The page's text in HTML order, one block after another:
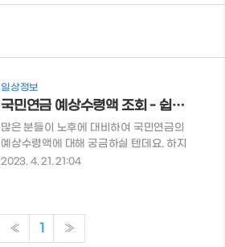
일상정보
국민연금 예상수령액 조회 - 쉽고 간단하게 알아보자
많은 분들이 노후에 대비하여 국민연금의
예상수령액에 대해 궁금하실 텐데요. 하지
만 어떤 방법으로 조회해야 할지 모르시는
수령액을 미리 알아두면 노후에 대한 대비
와 계획을 세우는데 도움이 될 수 있습니다.
2023. 4. 21. 21:04
« 1 »